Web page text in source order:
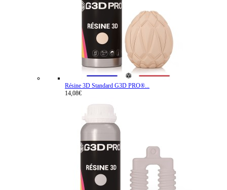
Résine 3D Standard G3D PRO®...
14,08€